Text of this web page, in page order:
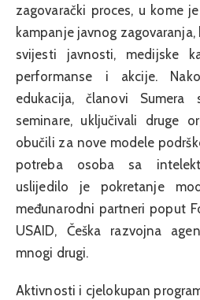
zagovarački proces, u kome
kampanje javnog
svijesti javnosti, medijske
performanse i akcije.
edukacija, članovi Sumera
seminare, uključivali druge
obučili za nove modele
potreba osoba sa
uslijedilo je pokretanje
međunarodni partneri poput
USAID, Češka razvojna
mnogi drugi.
Aktivnosti i cjelokupan